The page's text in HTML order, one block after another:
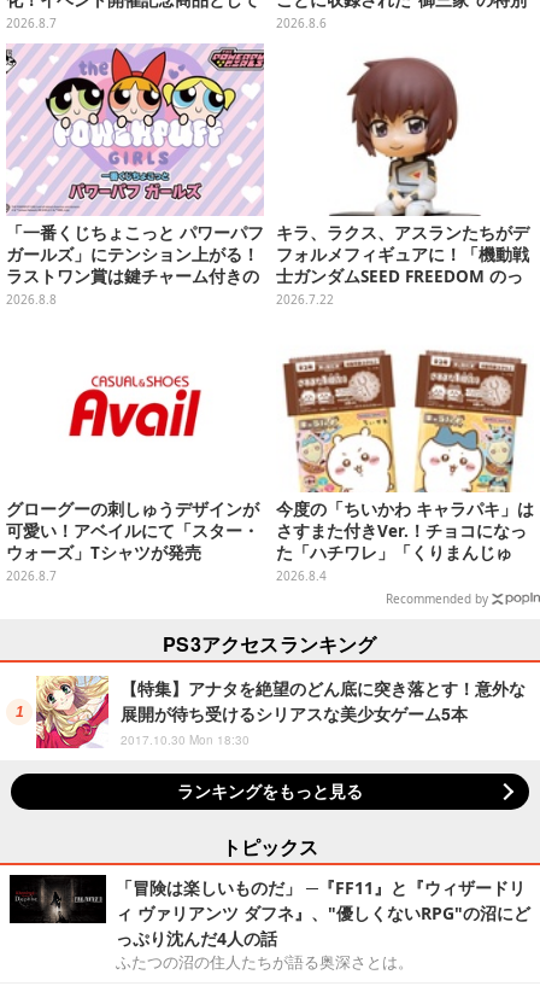
METAL ROBOT魂に新登場
2026.8.7
カード
2026.8.6
「一番くじちょこっと パワーパフ
ガールズ」にテンション上がる！
ラストワン賞は鍵チャーム付きの
シール帳スペシャルセット
2026.8.8
キラ、ラクス、アスランたちがデ
フォルメフィギュアに！「機動戦
士ガンダムSEED FREEDOM のっ
かるんです♪」予約締切間近
2026.7.22
グローグーの刺しゅうデザインが
可愛い！アベイルにて「スター・
ウォーズ」Tシャツが発売
2026.8.7
今度の「ちいかわ キャラパキ」は
さすまた付きVer.！チョコになっ
た「ハチワレ」「くりまんじゅ
う」たちも可愛い全8種
2026.8.4
Recommended by
PS3アクセスランキング
【特集】アナタを絶望のどん底に突き落とす！意外な
展開が待ち受けるシリアスな美少女ゲーム5本
2017.10.30 Mon 18:30
ランキングをもっと見る
トピックス
「冒険は楽しいものだ」 ─『FF11』と『ウィザードリ
ィ ヴァリアンツ ダフネ』、"優しくないRPG"の沼にど
っぷり沈んだ4人の話
ふたつの沼の住人たちが語る奥深さとは。